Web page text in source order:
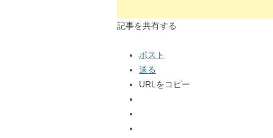
記事を共有する
ポスト
送る
URLをコピー